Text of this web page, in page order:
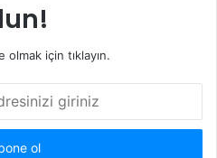
olmak için tıklayın.